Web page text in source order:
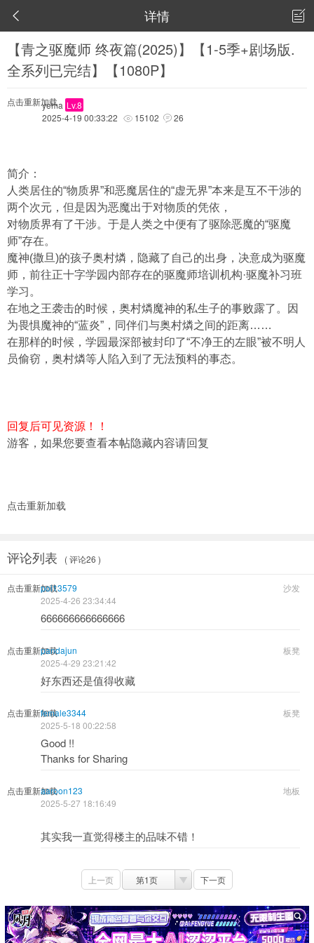
 详情 
【青之驱魔师 终夜篇(2025)】【1-5季+剧场版.
全系列已完结】【1080P】
点击重新加载
yema Lv.8
2025-4-19 00:33:22
 15102  26
简介：
人类居住的“物质界”和恶魔居住的“虚无界”本来是互不干涉的
两个次元，但是因为恶魔出于对物质的凭依，
对物质界有了干涉。于是人类之中便有了驱除恶魔的“驱魔
师”存在。
魔神(撒旦)的孩子奥村燐，隐藏了自己的出身，决意成为驱魔
师，前往正十字学园内部存在的驱魔师培训机构·驱魔补习班
学习。
在地之王袭击的时候，奥村燐魔神的私生子的事败露了。因
为畏惧魔神的“蓝炎”，同伴们与奥村燐之间的距离……
在那样的时候，学园最深部被封印了“不净王的左眼”被不明人
员偷窃，奥村燐等人陷入到了无法预料的事态。
回复后可见资源！！
游客，如果您要查看本帖隐藏内容请回复
点击重新加载
评论列表 ( 评论26 )
点击重新加载 沙发
poi13579
2025-4-26 23:34:44
666666666666666
点击重新加载 板凳
pandajun
2025-4-29 23:21:42
好东西还是值得收藏
点击重新加载 板凳
female3344
2025-5-18 00:22:58
Good !!
Thanks for Sharing
点击重新加载 地板
aaroon123
2025-5-27 18:16:49
其实我一直觉得楼主的品味不错！
上一页 第1页 下一页